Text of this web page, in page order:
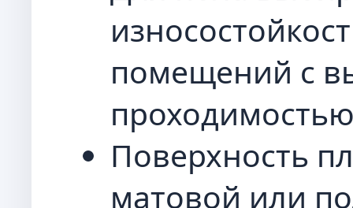
помещений с
Поверхность
матовой или